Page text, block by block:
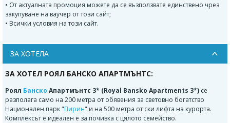
• От актуалната промоция можете да се възползвате единствено чрез
закупуване на ваучер от този сайт;
• Всички условия на този сайт.
ЗА ХОТЕЛА
ЗА ХОТЕЛ РОЯЛ БАНСКО АПАРТМЪНТС:
Роял Банско Апартмънтс 3* (Royal Bansko Apartments 3*) се
разполага само на 200 метра от обявения за световно богатство
Национален парк "Пирин" и на 500 метра от ски лифта на курорта.
Комплексът е идеален е за почивка с цялото семейство.